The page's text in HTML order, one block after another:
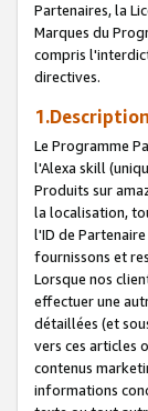
Partenaires, la
Marques du
compris
directives.
Le Programme
l'Alexa skill
Produits sur
la localisation,
l'ID de
fournissons et
Lorsque nos
effectuer une
détaillées (et
vers ces articles
contenus
informations